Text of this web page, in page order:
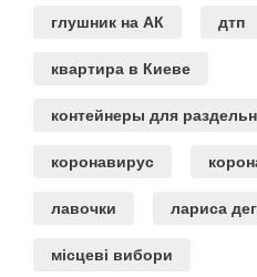
глушник на АК дтп
квартира в Киеве
контейнеры для
коронавирус
лавочки лариса
місцеві вибори